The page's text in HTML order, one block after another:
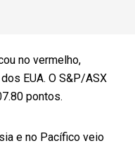
no vermelho,
EUA. O S&P/ASX
pontos.
e no Pacífico veio